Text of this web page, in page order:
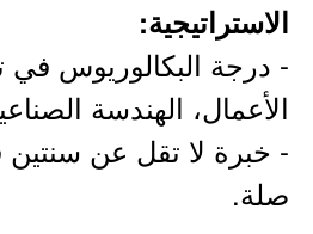
الاستراتيجية:
- درجة البكالوريوس
الأعمال، الهندسة
- خبرة لا تقل عن
صلة.